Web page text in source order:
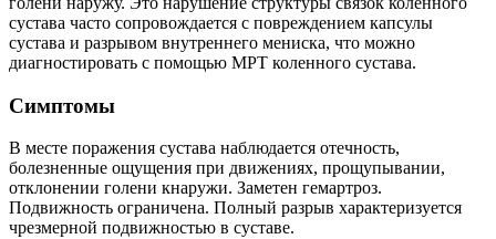
сустава часто сопровождается с повреждением капсулы
сустава и разрывом внутреннего мениска, что можно
диагностировать с помощью МРТ коленного сустава.
Симптомы
В месте поражения сустава наблюдается отечность,
болезненные ощущения при движениях, прощупывании,
отклонении голени кнаружи. Заметен гемартроз.
Подвижность ограничена. Полный разрыв характеризуется
чрезмерной подвижностью в суставе.